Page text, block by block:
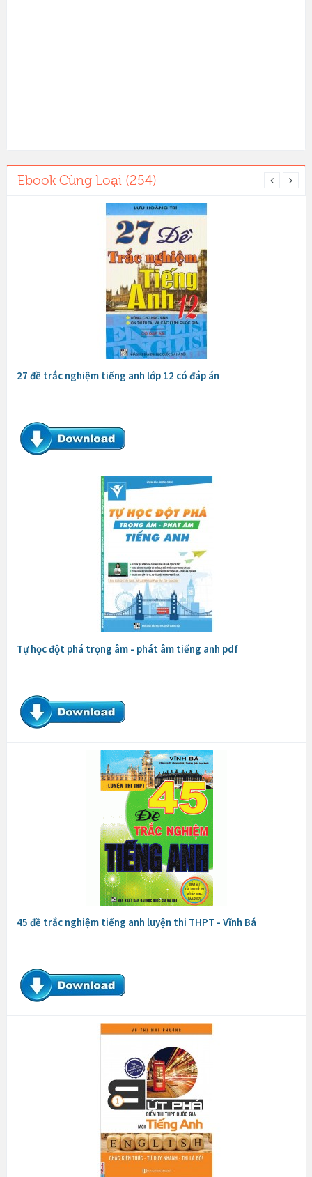
Ebook Cùng Loại (254)
27 đề trắc nghiệm tiếng anh lớp 12 có đáp án
Tự học đột phá trọng âm - phát âm tiếng anh pdf
45 đề trắc nghiệm tiếng anh luyện thi THPT - Vĩnh Bá